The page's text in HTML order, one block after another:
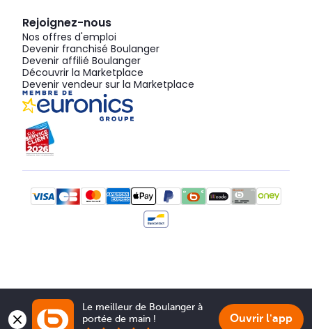
Rejoignez-nous
Nos offres d'emploi
Devenir franchisé Boulanger
Devenir affilié Boulanger
Découvrir la Marketplace
Devenir vendeur sur la Marketplace
Le meilleur de Boulanger à
portée de main !
Ouvrir l'app